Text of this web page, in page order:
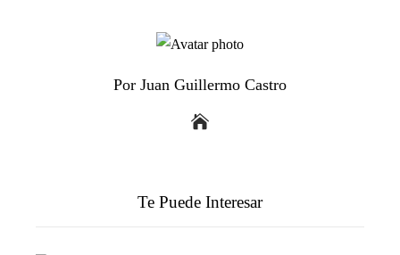
Por Juan Guillermo Castro
Te Puede Interesar